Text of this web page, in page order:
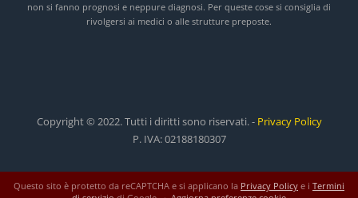
non si fanno prognosi e neppure diagnosi. Per queste cose si consiglia di
rivolgersi ai medici o alle strutture preposte.
Copyright © 2022. Tutti i diritti sono riservati. - Privacy Policy
P. IVA: 02188180307
Questo sito è protetto da reCAPTCHA e si applicano la Privacy Policy e i Termini